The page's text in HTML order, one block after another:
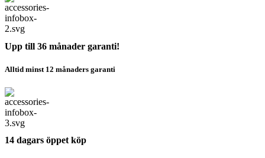
Upp till 36 månader garanti!
Alltid minst 12 månaders garanti
14 dagars öppet köp